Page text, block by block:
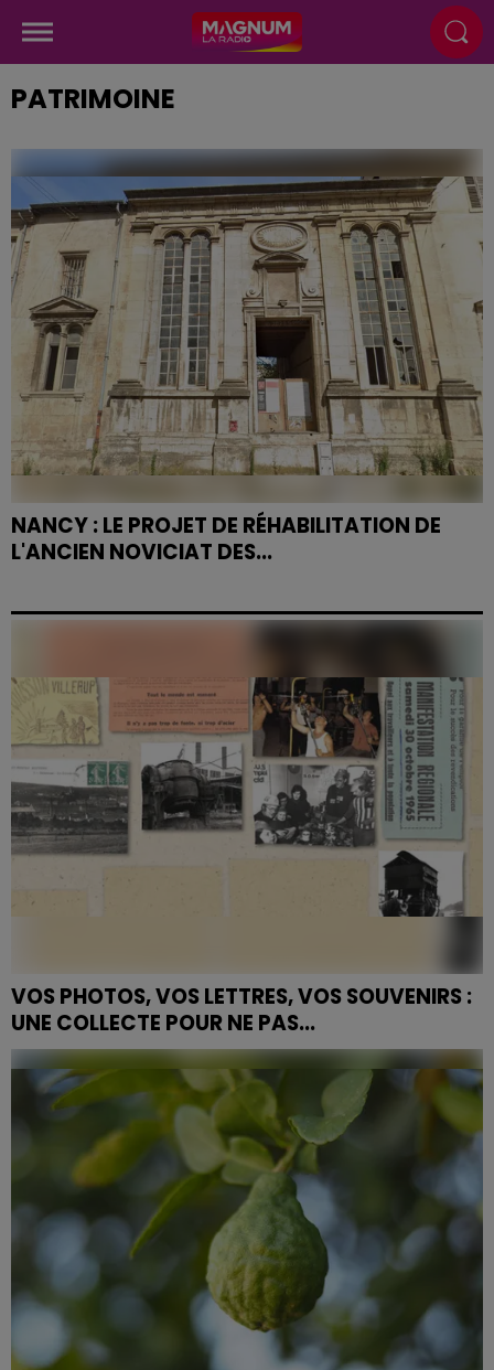
PATRIMOINE
NANCY : LE PROJET DE RÉHABILITATION DE
L'ANCIEN NOVICIAT DES...
l'association Mémoire de la ville de Charles III, levant le
dernier obstacle juridique à la...
VOS PHOTOS, VOS LETTRES, VOS SOUVENIRS :
UNE COLLECTE POUR NE PAS...
Les Archives départementales de Meurthe-et-
Moselle lancent une grande collecte participative
pour sauvegarder les traces du monde industriel —
sidérurgie,...